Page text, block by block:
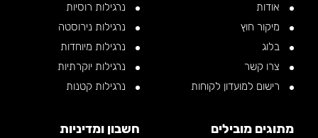
אודות
מיקור חוץ
בלוג
צרו קשר
רישום למועדון לקוחות
נרגילות רוסיות
נרגילות נירוסטה
נרגילות מיוחדות
נרגילות יוקרתיות
נרגילות קטנות
מתוגים מובילים חשבון ומדיניות